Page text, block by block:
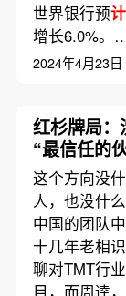
世界银行预
增长6.0%
2024年4月23日
红杉牌局：
“最信任的
这个方向没
人，也没什
中国的团队
十几年老相
聊对TMT行
目，而周逵